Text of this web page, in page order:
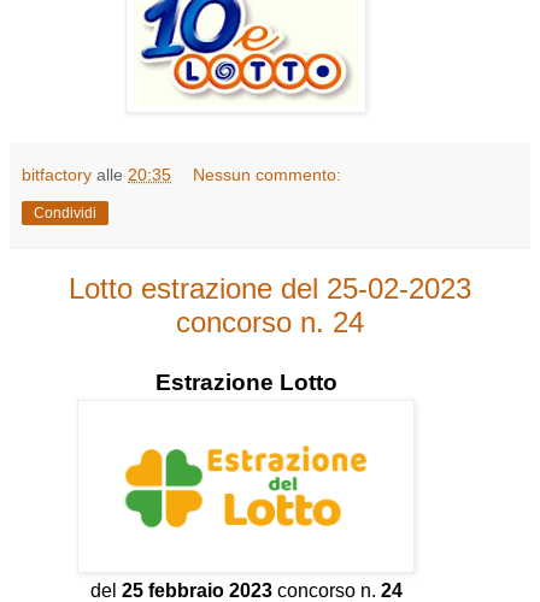
bitfactory alle 20:35 Nessun commento:
Condividi
Lotto estrazione del 25-02-2023
concorso n. 24
Estrazione Lotto
del 25 febbraio 2023concorso n. 24